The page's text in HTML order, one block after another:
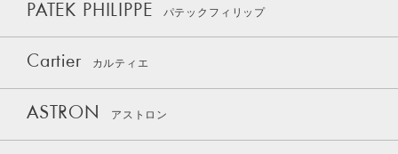
PATEK PHILIPPE パテックフィリップ
Cartier カルティエ
ASTRON アストロン